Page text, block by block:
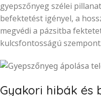
gyepszőnyeg szélei
befektetést igényel, a
megvédi a pázsitba
kulcsfontosságú szempont.
Gyakori hibák és